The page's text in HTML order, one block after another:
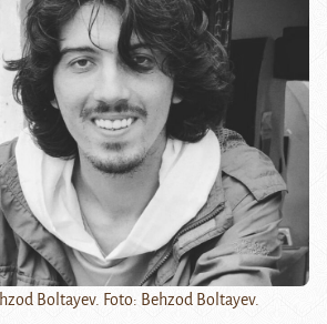
Boltayev. Foto: Behzod Boltayev.